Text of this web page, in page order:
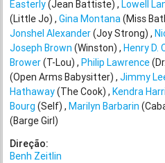
Easterly(Jean Battiste) Lowell
(Little Jo) Gina Montana(Miss
Jonshel Alexander(Joy Strong)
Joseph Brown (Winston) Henry D.
Brower(T-Lou) Philip Lawrence
(Open Arms Babysitter) Jimmy
Hathaway(The Cook) Kendra
Bourg (Self) Marilyn Barbarin
(Barge Girl)
Direção:
Benh Zeitlin